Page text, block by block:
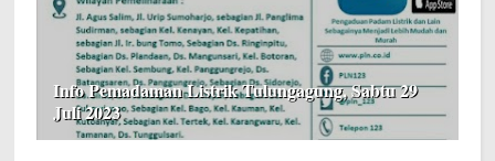
Info Pemadaman Listrik Tulungagung, Sabtu 29
Juli 2023